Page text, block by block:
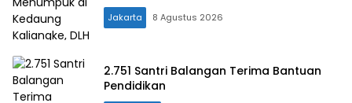
Jakarta 8 Agustus 2026
2.751 Santri Balangan Terima Bantuan
Pendidikan